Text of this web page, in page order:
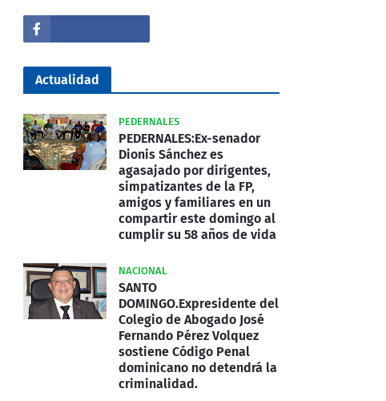
Actualidad
PEDERNALES
PEDERNALES:Ex-senador
Dionis Sánchez es
agasajado por dirigentes,
simpatizantes de la FP,
amigos y familiares en un
compartir este domingo al
cumplir su 58 años de vida
NACIONAL
SANTO
DOMINGO.Expresidente del
Colegio de Abogado José
Fernando Pérez Volquez
sostiene Código Penal
dominicano no detendrá la
criminalidad.